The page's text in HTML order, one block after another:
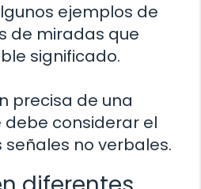
ejemplos de
de miradas que
significado.
precisa de una
considerar el
no verbales.